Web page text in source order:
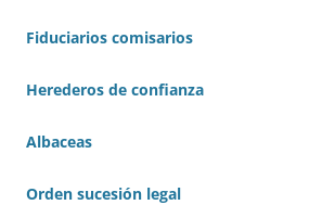
Fiduciarios comisarios
Herederos de confianza
Albaceas
Orden sucesión legal